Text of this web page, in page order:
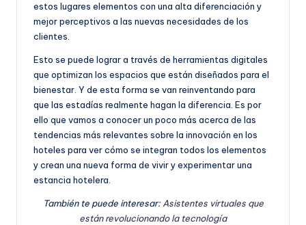
D
is
o
estos lugares elementos con una alta diferenciación y
mejor perceptivos a las nuevas necesidades de los
clientes.
Esto se puede lograr a través de herramientas digitales
que optimizan los espacios que están diseñados para el
bienestar. Y de esta forma se van reinventando para
que las estadías realmente hagan la diferencia. Es por
ello que vamos a conocer un poco más acerca de las
tendencias más relevantes sobre la innovación en los
hoteles para ver cómo se integran todos los elementos
y crean una nueva forma de vivir y experimentar una
estancia hotelera.
También te puede interesar:Asistentes virtuales que
están revolucionando la tecnología